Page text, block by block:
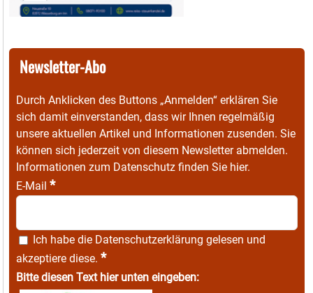
Newsletter-Abo
Durch Anklicken des Buttons „Anmelden“ erklären Sie
sich damit einverstanden, dass wir Ihnen regelmäßig
unsere aktuellen Artikel und Informationen zusenden. Sie
können sich jederzeit von diesem Newsletter abmelden.
Informationen zum Datenschutz finden Sie hier.
E-Mail *
Ich habe die Datenschutzerklärung gelesen und
akzeptiere diese. *
Bitte diesen Text hier unten eingeben: